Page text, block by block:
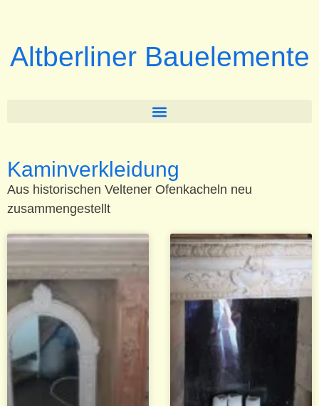
Altberliner Bauelemente
Kaminverkleidung
Aus historischen Veltener Ofenkacheln neu
zusammengestellt